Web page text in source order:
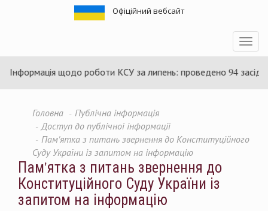
Офіційний вебсайт
Toggle
щодо роботи КСУ за липень: проведено 94 засідання та
Головна
Публічна інформація
Доступ до публічної інформації
Пам'ятка з питань звернення до Конституційного
Суду України із запитом на інформацію
Пам'ятка з питань звернення до
Конституційного Суду України із
запитом на інформацію